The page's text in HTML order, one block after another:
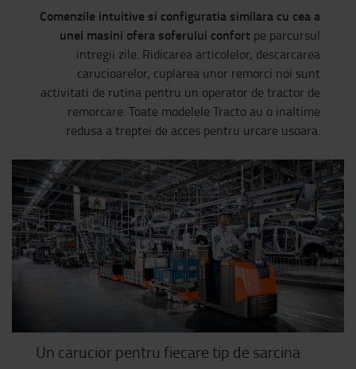
Comenzile intuitive si configuratia similara cu cea a
unei masini ofera soferului confort pe parcursul
intregii zile. Ridicarea articolelor, descarcarea
carucioarelor, cuplarea unor remorci noi sunt
activitati de rutina pentru un operator de tractor de
remorcare. Toate modelele Tracto au o inaltime
redusa a treptei de acces pentru urcare usoara.
Un carucior pentru fiecare tip de sarcina